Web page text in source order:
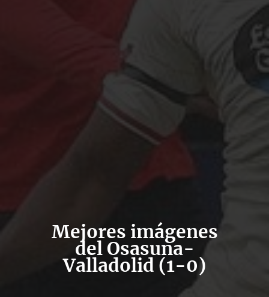
Mejores imágenes
del Osasuna-
Valladolid (1-0)